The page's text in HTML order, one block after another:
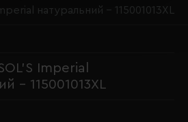
натуральний - 115001013XL
Imperial
- 115001013XL